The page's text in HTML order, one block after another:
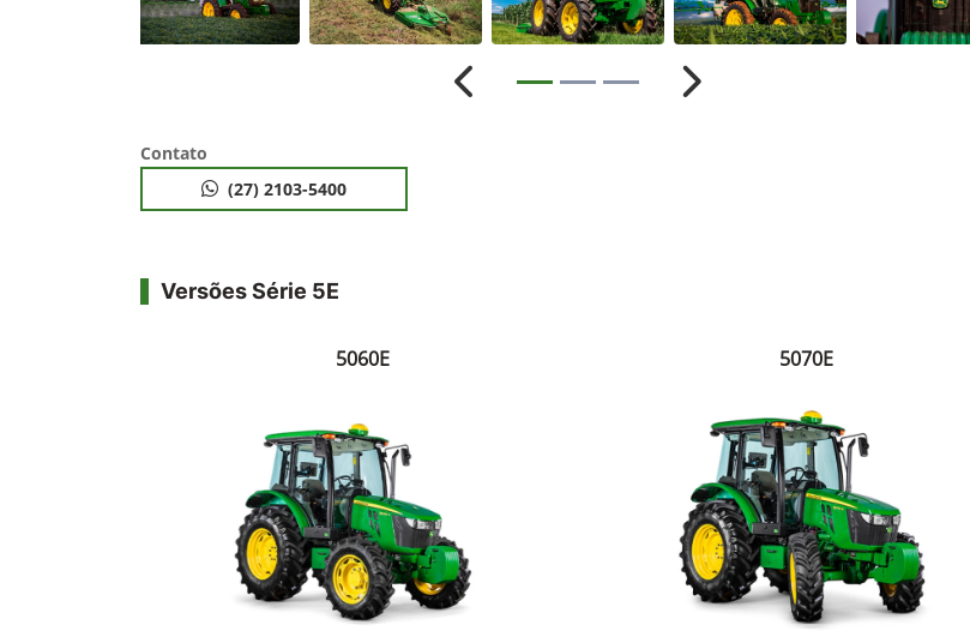
Anterior Próximo
Contato
(27) 2103-5400
Versões Série 5E
5060E 5070E